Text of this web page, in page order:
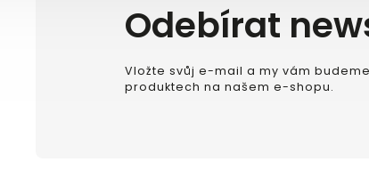
Odebírat
Vložte svůj e-mail a my vám
produktech na našem e-shopu.